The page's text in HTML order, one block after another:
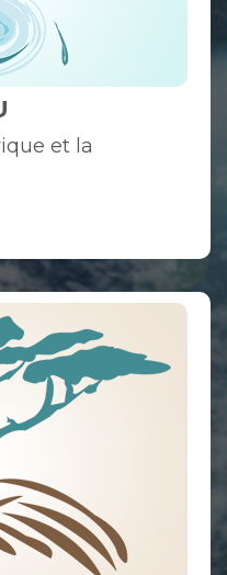
et la